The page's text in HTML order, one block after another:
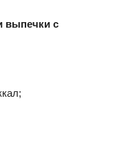
выпечки с